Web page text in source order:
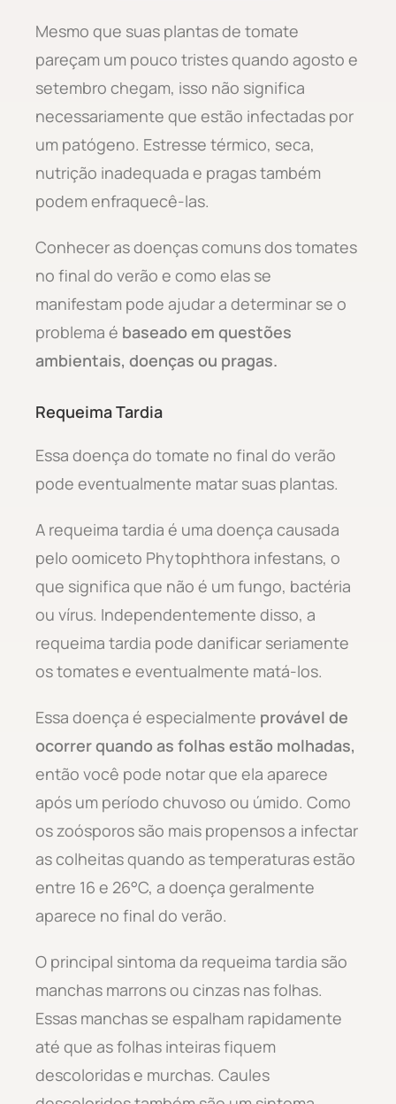
Mesmo que suas plantas de tomate
pareçam um pouco tristes quando agosto e
setembro chegam, isso não significa
necessariamente que estão infectadas por
um patógeno. Estresse térmico, seca,
nutrição inadequada e pragas também
podem enfraquecê-las.
Conhecer as doenças comuns dos tomates
no final do verão e como elas se
manifestam pode ajudar a determinar se o
problema é baseado em questões
ambientais, doenças ou pragas.
Requeima Tardia
Essa doença do tomate no final do verão
pode eventualmente matar suas plantas.
A requeima tardia é uma doença causada
pelo oomiceto Phytophthora infestans, o
que significa que não é um fungo, bactéria
ou vírus. Independentemente disso, a
requeima tardia pode danificar seriamente
os tomates e eventualmente matá-los.
Essa doença é especialmente provável de
ocorrer quando as folhas estão molhadas,
então você pode notar que ela aparece
após um período chuvoso ou úmido. Como
os zoósporos são mais propensos a infectar
as colheitas quando as temperaturas estão
entre 16 e 26°C, a doença geralmente
aparece no final do verão.
O principal sintoma da requeima tardia são
manchas marrons ou cinzas nas folhas.
Essas manchas se espalham rapidamente
até que as folhas inteiras fiquem
descoloridas e murchas. Caules